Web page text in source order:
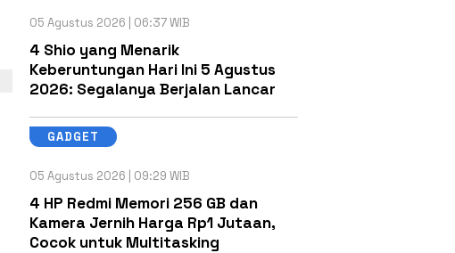
05 Agustus 2026 | 06:37 WIB
4 Shio yang Menarik
Keberuntungan Hari Ini 5 Agustus
2026: Segalanya Berjalan Lancar
GADGET
05 Agustus 2026 | 09:29 WIB
4 HP Redmi Memori 256 GB dan
Kamera Jernih Harga Rp1 Jutaan,
Cocok untuk Multitasking